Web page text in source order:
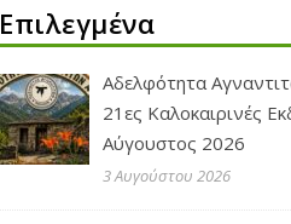
Επιλεγμένα
Αδελφότητα
21ες Καλοκαιρινές
Αύγουστος 2026
3 Αυγούστου 2026